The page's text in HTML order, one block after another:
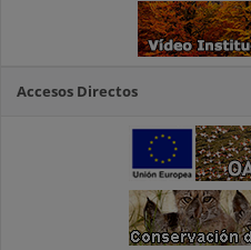
Accesos Directos